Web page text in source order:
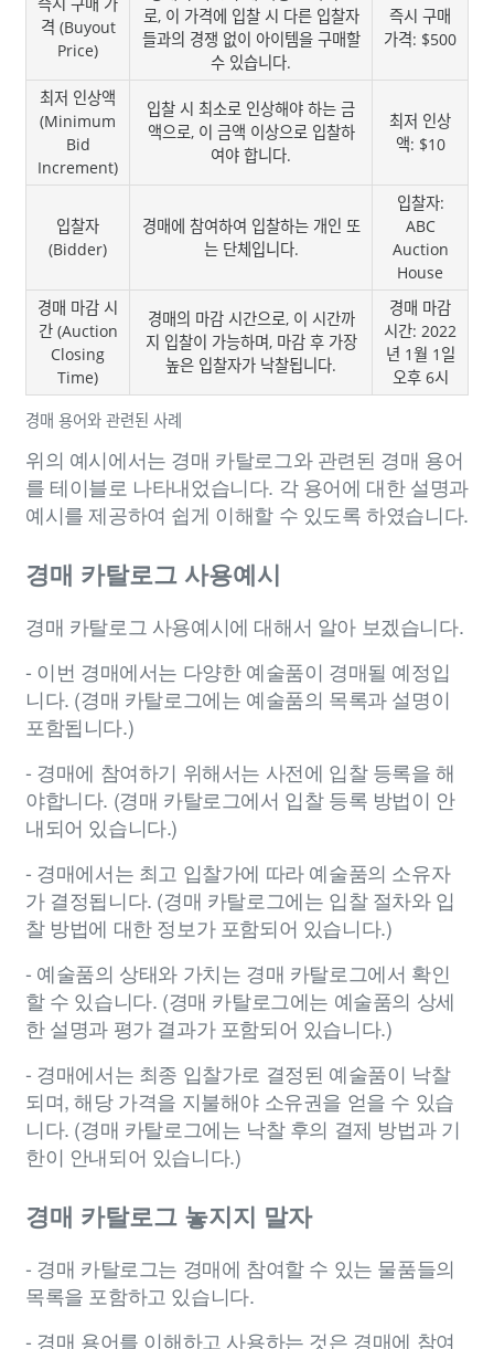
경매 용어와 관련된 사례
격 (Buyout
Price)
로, 이 가격에 입찰 시 다른 입찰자
들과의 경쟁 없이 아이템을 구매할
수 있습니다.
즉시 구매
가격: $500
최저 인상액
(Minimum
Bid
Increment)
입찰 시 최소로 인상해야 하는 금
액으로, 이 금액 이상으로 입찰하
여야 합니다.
최저 인상
액: $10
입찰자
(Bidder)
경매에 참여하여 입찰하는 개인 또
는 단체입니다.
입찰자:
ABC
Auction
House
경매 마감 시
간 (Auction
Closing
Time)
경매의 마감 시간으로, 이 시간까
지 입찰이 가능하며, 마감 후 가장
높은 입찰자가 낙찰됩니다.
경매 마감
시간: 2022
년 1월 1일
오후 6시
위의 예시에서는 경매 카탈로그와 관련된 경매 용어
를 테이블로 나타내었습니다. 각 용어에 대한 설명과
예시를 제공하여 쉽게 이해할 수 있도록 하였습니다.
경매 카탈로그 사용예시
경매 카탈로그 사용예시에 대해서 알아 보겠습니다.
- 이번 경매에서는 다양한 예술품이 경매될 예정입
니다. (경매 카탈로그에는 예술품의 목록과 설명이
포함됩니다.)
- 경매에 참여하기 위해서는 사전에 입찰 등록을 해
야합니다. (경매 카탈로그에서 입찰 등록 방법이 안
내되어 있습니다.)
- 경매에서는 최고 입찰가에 따라 예술품의 소유자
가 결정됩니다. (경매 카탈로그에는 입찰 절차와 입
찰 방법에 대한 정보가 포함되어 있습니다.)
- 예술품의 상태와 가치는 경매 카탈로그에서 확인
할 수 있습니다. (경매 카탈로그에는 예술품의 상세
한 설명과 평가 결과가 포함되어 있습니다.)
- 경매에서는 최종 입찰가로 결정된 예술품이 낙찰
되며, 해당 가격을 지불해야 소유권을 얻을 수 있습
니다. (경매 카탈로그에는 낙찰 후의 결제 방법과 기
한이 안내되어 있습니다.)
경매 카탈로그 놓지지 말자
- 경매 카탈로그는 경매에 참여할 수 있는 물품들의
목록을 포함하고 있습니다.
- 경매 용어를 이해하고 사용하는 것은 경매에 참여